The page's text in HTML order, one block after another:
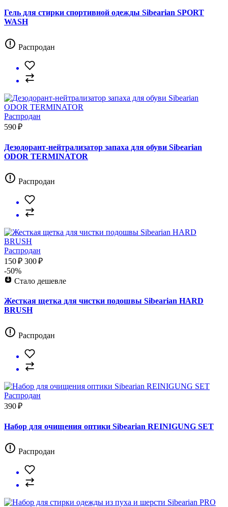
Гель для стирки спортивной одежды Sibearian SPORT
WASH
Распродан
Распродан
590 ₽
Дезодорант-нейтрализатор запаха для обуви Sibearian
ODOR TERMINATOR
Распродан
Распродан
150 ₽ 300 ₽
-50%
Стало дешевле
Жесткая щетка для чистки подошвы Sibearian HARD
BRUSH
Распродан
Распродан
390 ₽
Набор для очищения оптики Sibearian REINIGUNG SET
Распродан